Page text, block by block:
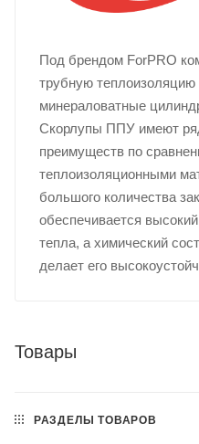
Под брендом ForPRO
трубную теплоизоляцию
минераловатные
Скорлупы ППУ имеют
преимуществ по
теплоизоляционными
большого количества
обеспечивается
тепла, а химический
делает его
Товары
РАЗДЕЛЫ ТОВАРОВ